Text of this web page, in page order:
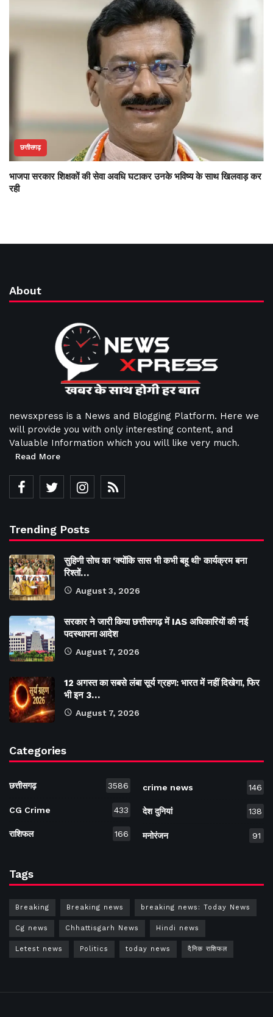
छत्तीसगढ़
भाजपा सरकार शिक्षकों की सेवा अवधि घटाकर उनके भविष्य के साथ खिलवाड़ कर
रही
About
newsxpress is a News and Blogging Platform. Here we
will provide you with only interesting content, and
Valuable Information which you will like very much.
Read More
Trending Posts
सुहिणी सोच का ‘क्योंकि सास भी कभी बहू थी’ कार्यक्रम बना
रिश्तों…
August 3, 2026
सरकार ने जारी किया छत्तीसगढ़ में IAS अधिकारियों की नई
पदस्थापना आदेश
August 7, 2026
12 अगस्त का सबसे लंबा सूर्य ग्रहण: भारत में नहीं दिखेगा, फिर
भी इन 3…
August 7, 2026
Categories
छत्तीसगढ़ 3586
CG Crime 433
राशिफल 166
crime news 146
देश दुनियां 138
मनोरंजन 91
Tags
Breaking Breaking news breaking news: Today News
Cg news Chhattisgarh News Hindi news
Letest news Politics today news दैनिक राशिफल